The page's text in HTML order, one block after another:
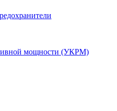
мощности (УКРМ)